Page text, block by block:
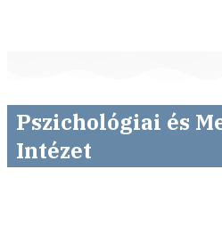
Pszichológiai és
Intézet